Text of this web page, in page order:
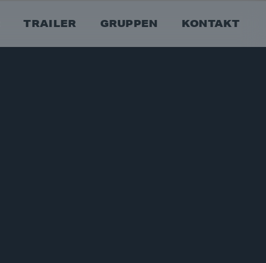
TRAILER GRUPPEN KONTAKT